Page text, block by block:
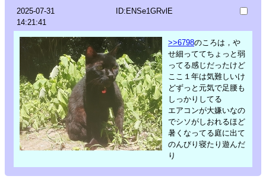
2025-07-31
14:21:41
ID:ENSe1GRvlE
>>6798のころは，や
せ細っててちょっと弱
ってる感じだったけど
ここ１年は気難しいけ
どずっと元気で足腰も
しっかりしてる
エアコンが大嫌いなの
でシソがしおれるほど
暑くなってる庭に出て
のんびり寝たり遊んだ
り